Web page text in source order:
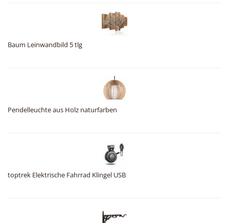
Baum Leinwandbild 5 tlg
Pendelleuchte aus Holz naturfarben
toptrek Elektrische Fahrrad Klingel USB